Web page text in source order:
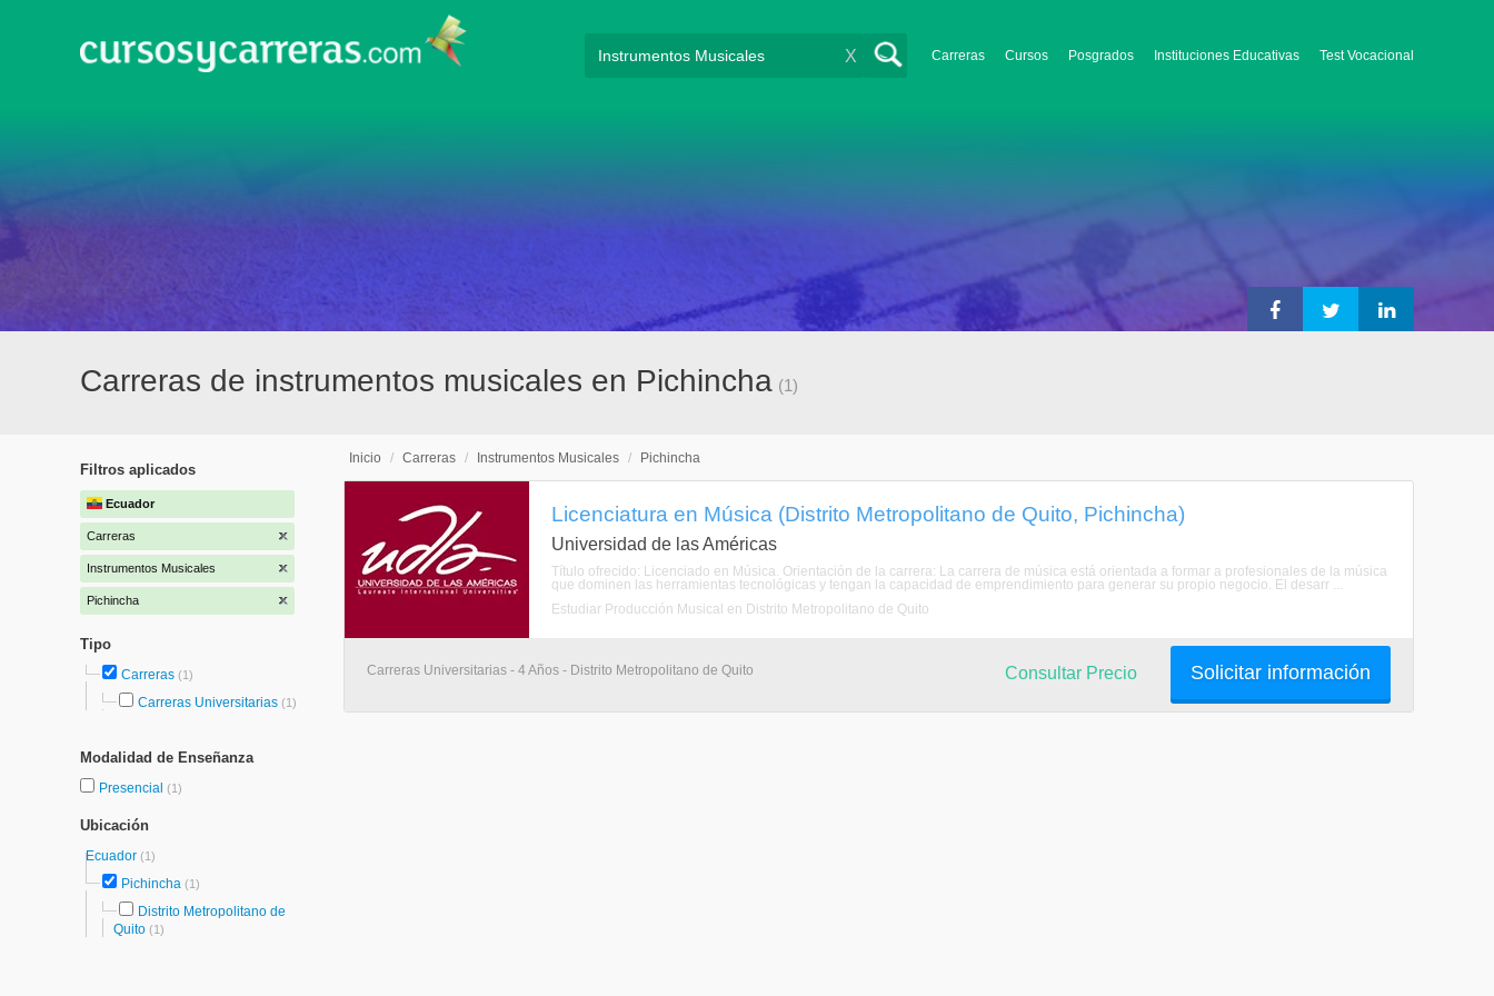
Carreras Cursos Posgrados Instituciones Educativas Test Vocacional
X
Carreras de instrumentos musicales en Pichincha (1)
Filtros aplicados
Ecuador
Carreras
Instrumentos Musicales
Pichincha
Tipo
Carreras (1)
Carreras Universitarias (1)
Modalidad de Enseñanza
Presencial (1)
Ubicación
Ecuador (1)
Pichincha (1)
Distrito Metropolitano de
Quito (1)
Inicio / Carreras / Instrumentos Musicales / Pichincha
Licenciatura en Música (Distrito Metropolitano de Quito, Pichincha)
Universidad de las Américas
Título ofrecido: Licenciado en Música. Orientación de la carrera: La carrera de música está orientada a formar a profesionales de la música
que dominen las herramientas tecnológicas y tengan la capacidad de emprendimiento para generar su propio negocio. El desarr ...
Estudiar Producción Musical en Distrito Metropolitano de Quito
Carreras Universitarias - 4 Años - Distrito Metropolitano de Quito Solicitar información
Consultar Precio